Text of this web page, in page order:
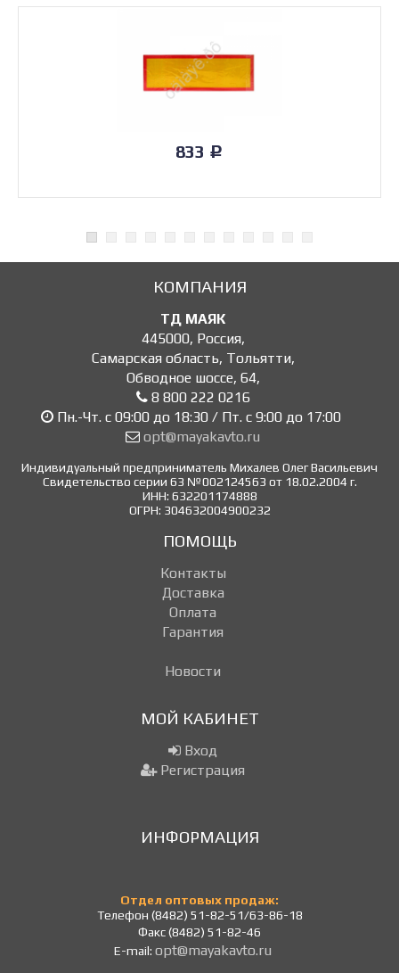
833 Р
КОМПАНИЯ
ТД МАЯК
445000, Россия,
Самарская область, Тольятти,
Обводное шоссе, 64,
8 800 222 0216
Пн.-Чт. с 09:00 до 18:30 / Пт. с 9:00 до 17:00
opt@mayakavto.ru
Индивидуальный предприниматель Михалев Олег Васильевич
Свидетельство серии 63 №002124563 от 18.02.2004 г.
ИНН: 632201174888
ОГРН: 304632004900232
ПОМОЩЬ
Контакты
Доставка
Оплата
Гарантия
Новости
МОЙ КАБИНЕТ
Вход
Регистрация
ИНФОРМАЦИЯ
Отдел оптовых продаж:
Телефон (8482) 51-82-51/63-86-18
Факс (8482) 51-82-46
E-mail: opt@mayakavto.ru